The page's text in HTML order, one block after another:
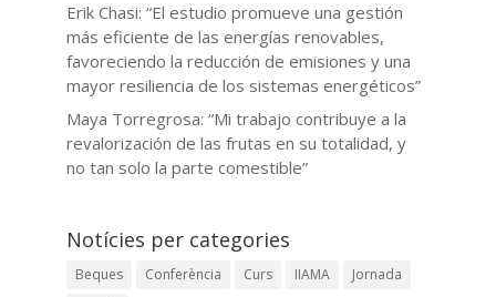
Erik Chasi: “El estudio promueve una gestión
más eficiente de las energías renovables,
favoreciendo la reducción de emisiones y una
mayor resiliencia de los sistemas energéticos”
Maya Torregrosa: “Mi trabajo contribuye a la
revalorización de las frutas en su totalidad, y
no tan solo la parte comestible”
Notícies per categories
Beques Conferència Curs IIAMA
Jornada